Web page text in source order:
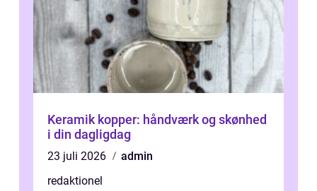
Keramik kopper: håndværk og skønhed
i din dagligdag
23 juli 2026
admin
redaktionel